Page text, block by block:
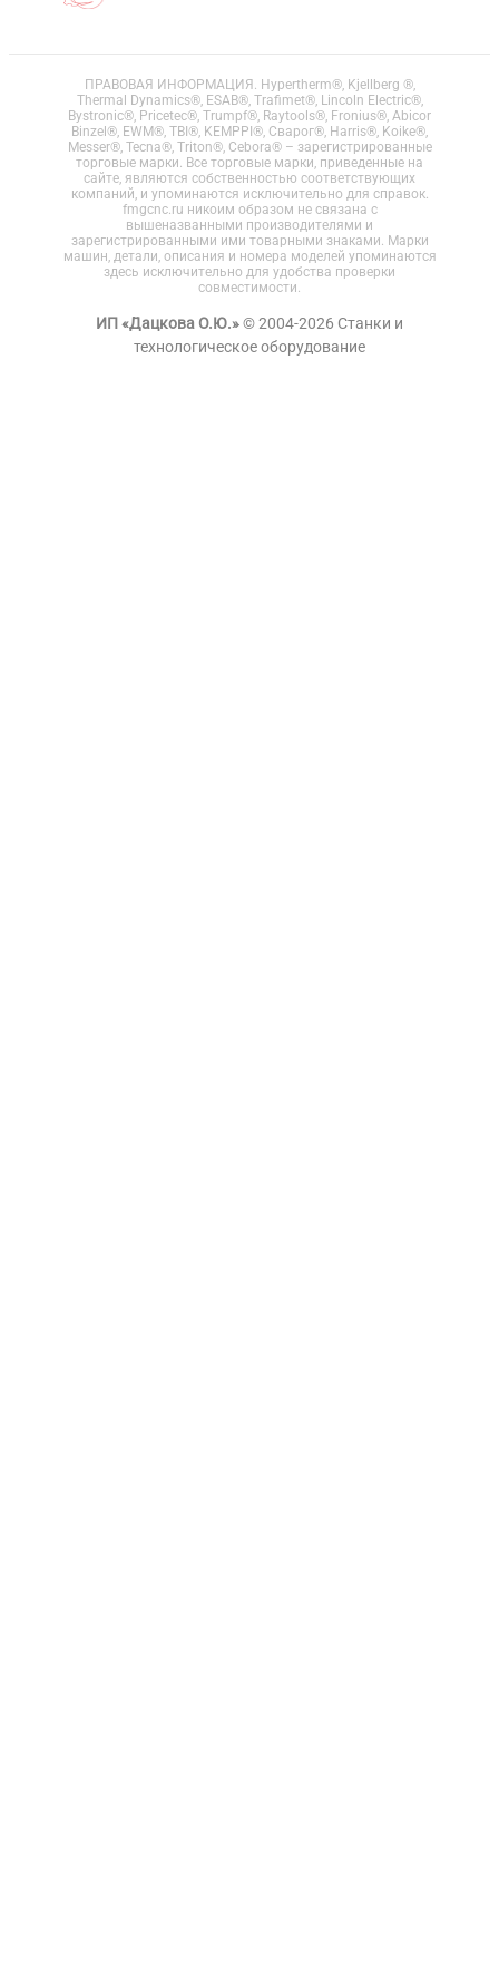
ПРАВОВАЯ ИНФОРМАЦИЯ. Hypertherm®, Kjellberg ®,
Thermal Dynamics®, ESAB®, Trafimet®, Lincoln Electric®,
Bystronic®, Pricetec®, Trumpf®, Raytools®, Fronius®, Abicor
Binzel®, EWM®, TBI®, KEMPPI®, Сварог®, Harris®, Koike®,
Messer®, Tecna®, Triton®, Cebora® – зарегистрированные
торговые марки. Все торговые марки, приведенные на
сайте, являются собственностью соответствующих
компаний, и упоминаются исключительно для справок.
fmgcnc.ru никоим образом не связана с
вышеназванными производителями и
зарегистрированными ими товарными знаками. Марки
машин, детали, описания и номера моделей упоминаются
здесь исключительно для удобства проверки
совместимости.
ИП «Дацкова О.Ю.»© 2004-2026 Станки и
технологическое оборудование